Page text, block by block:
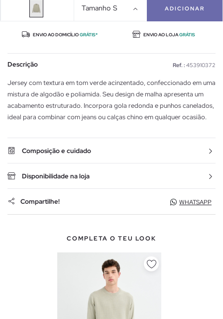
Tamanho S ADICIONAR
ENVIO AO DOMICÍLIOGRÁTIS* ENVIO AO LOJAGRÁTIS
Descrição Ref. : 453910372
Jersey com textura em tom verde acinzentado, confeccionado em uma
mistura de algodão e poliamida. Seu design de malha apresenta um
acabamento estruturado. Incorpora gola redonda e punhos canelados,
ideal para combinar com jeans ou calças chino em qualquer ocasião.
Composição e cuidado
Disponibilidade na loja
Compartilhe! WHATSAPP
COMPLETA O TEU LOOK